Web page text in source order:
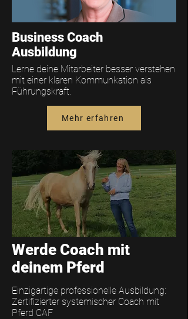
Business Coach
Ausbildung
Lerne deine Mitarbeiter besser verstehen
mit einer klaren Kommunkation als
Führungskraft.
Mehr erfahren
Werde Coach mit
deinem Pferd
Einzigartige professionelle Ausbildung:
Zertifizierter systemischer Coach mit
Pferd CAF